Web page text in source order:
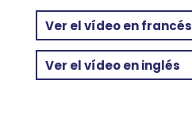
Ver el vídeo en francés
Ver el vídeo en inglés